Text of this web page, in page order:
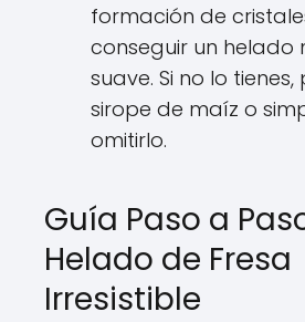
formación de
conseguir un helado
suave. Si no lo
sirope de maíz o
omitirlo.
Guía Paso a
Helado de Fresa
Irresistible